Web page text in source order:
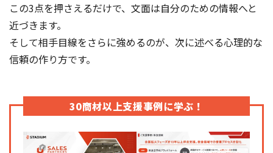
この3点を押さえるだけで、文面は自分のための情報へと
近づきます。
そして相手目線をさらに強めるのが、次に述べる心理的な
信頼の作り方です。
30商材以上支援事例に学ぶ！